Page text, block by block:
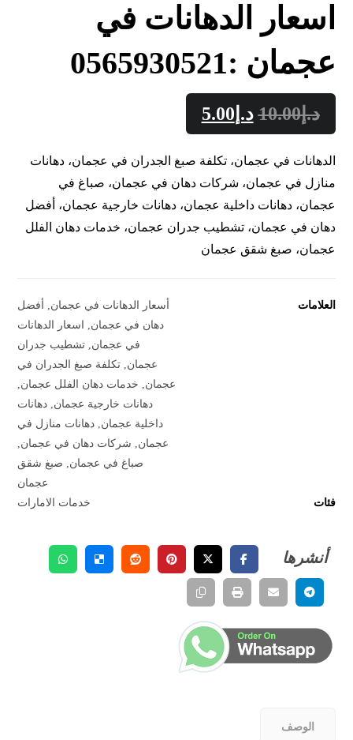
اسعار الدهانات في
عجمان :0565930521
د.إ10.00 د.إ 5.00
الدهانات في عجمان، تكلفة صبغ الجدران في عجمان، دهانات
منازل في عجمان، شركات دهان في عجمان، صباغ في
عجمان، دهانات داخلية عجمان، دهانات خارجية عجمان، أفضل
دهان في عجمان، تشطيب جدران عجمان، خدمات دهان الفلل
عجمان، صبغ شقق عجمان
العلامات أسعار الدهانات في عجمان, أفضل
دهان في عجمان, اسعار الدهانات
في عجمان, تشطيب جدران
عجمان, تكلفة صبغ الجدران في
عجمان, خدمات دهان الفلل عجمان,
دهانات خارجية عجمان, دهانات
داخلية عجمان, دهانات منازل في
عجمان, شركات دهان في عجمان,
صباغ في عجمان, صبغ شقق
عجمان
فئات
خدمات الامارات
الوصف